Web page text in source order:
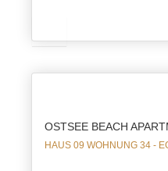
OSTSEE BEACH
HAUS 09 WOHNUNG 34 -